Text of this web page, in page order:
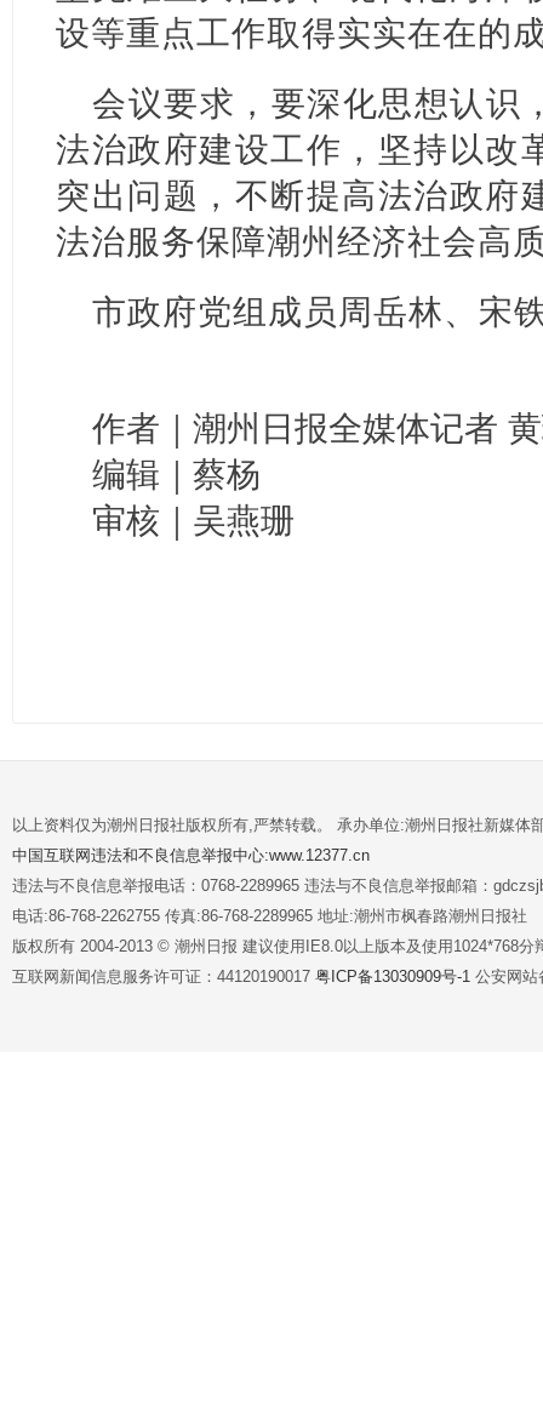
设等重点工作取得实实在在的
会议要求，要深化思想认识
法治政府建设工作，坚持以改
突出问题，不断提高法治政府
法治服务保障潮州经济社会高
市政府党组成员周岳林、宋
作者｜潮州日报全媒体记者
编辑｜蔡杨
审核｜吴燕珊
以上资料仅为潮州日报社版权所有,严禁转载。 承办单位:潮州日报社新媒体
中国互联网违法和不良信息举报中心:www.12377.cn
违法与不良信息举报电话：0768-2289965 违法与不良信息举报邮箱：
电话:86-768-2262755 传真:86-768-2289965 地址:潮州市枫春路潮州日报社
版权所有 2004-2013 © 潮州日报 建议使用IE8.0以上版本及使用1024*768分
互联网新闻信息服务许可证：44120190017 粤ICP备13030909号-1 公安网站